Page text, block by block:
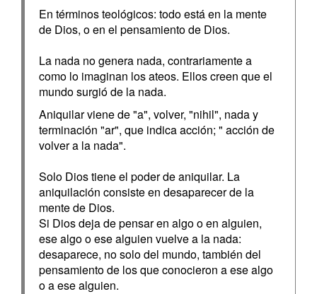
En términos teológicos: todo está en la mente
de Dios, o en el pensamiento de Dios.
La nada no genera nada, contrariamente a
como lo imaginan los ateos. Ellos creen que el
mundo surgió de la nada.
Aniquilar viene de "a", volver, "nihil", nada y
terminación "ar", que indica acción; " acción de
volver a la nada".
Solo Dios tiene el poder de aniquilar. La
aniquilación consiste en desaparecer de la
mente de Dios.
Si Dios deja de pensar en algo o en alguien,
ese algo o ese alguien vuelve a la nada:
desaparece, no solo del mundo, también del
pensamiento de los que conocieron a ese algo
o a ese alguien.